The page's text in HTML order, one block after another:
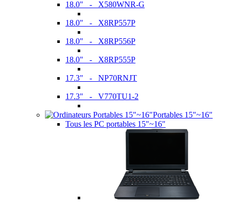
18.0" - X580WNR-G
18.0" - X8RP557P
18.0" - X8RP556P
18.0" - X8RP555P
17.3" - NP70RNJT
17.3" - V770TU1-2
Portables 15"~16"
Tous les PC portables 15"~16"